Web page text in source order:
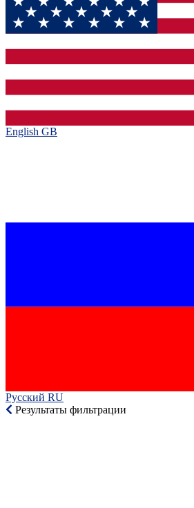
English GB‎
Русский RU‎
Результаты фильтрации